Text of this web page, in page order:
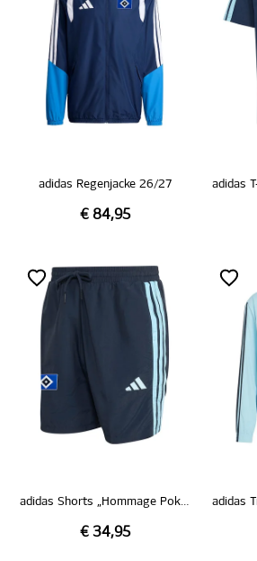
adidas Regenjacke 26/27
€ 84,95
adidas Shorts „Hommage Pokalsieg 1976“
€ 34,95